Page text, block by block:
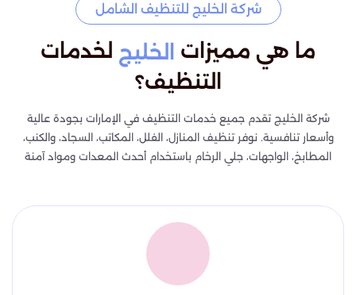
شركة الخليج للتنظيف الشامل
ما هي مميزات الخليج لخدمات
التنظيف؟
شركة الخليج تقدم جميع خدمات التنظيف في الإمارات بجودة عالية
وأسعار تنافسية. نوفر تنظيف المنازل، الفلل، المكاتب، السجاد، والكنب،
المطابخ، الواجهات، جلي الرخام باستخدام أحدث المعدات ومواد آمنة